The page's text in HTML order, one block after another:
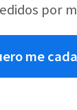
por
me